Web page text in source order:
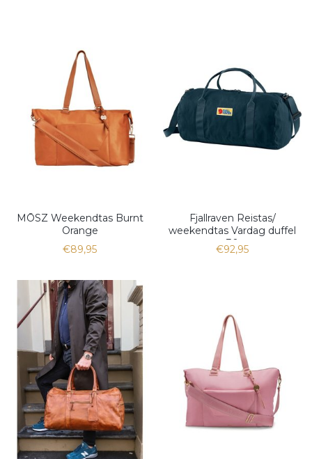
MŌSZ Weekendtas Burnt
Orange
€89,95
Fjallraven Reistas/
weekendtas Vardag duffel
30
€92,95